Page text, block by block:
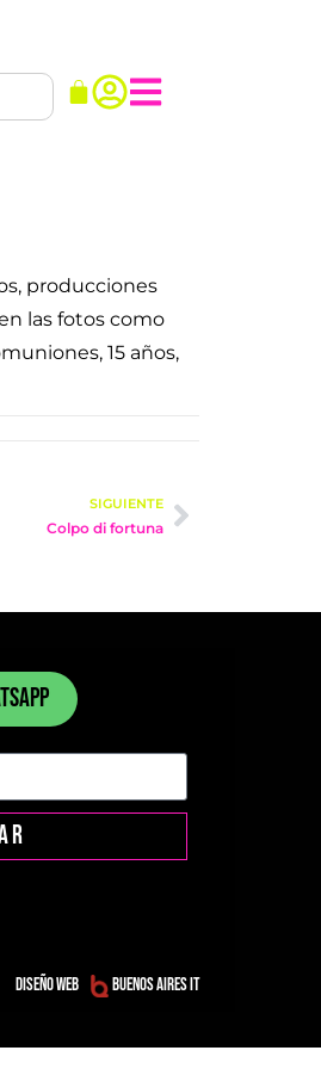
producciones
las fotos como
15 años,
SIGUIENTE
Colpo di fortuna
Diseño web Buenos Aires IT